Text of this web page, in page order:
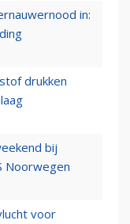
in:
drukken
bij
Noorwegen
voor